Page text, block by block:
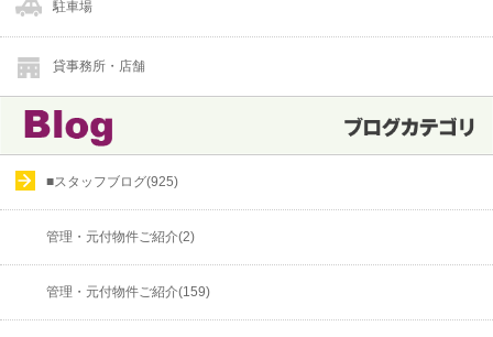
駐車場
貸事務所・店舗
■スタッフブログ(925)
管理・元付物件ご紹介(2)
管理・元付物件ご紹介(159)